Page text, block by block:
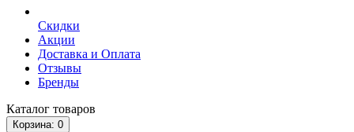
Скидки
Акции
Доставка и Оплата
Отзывы
Бренды
Каталог товаров
Корзина: 0